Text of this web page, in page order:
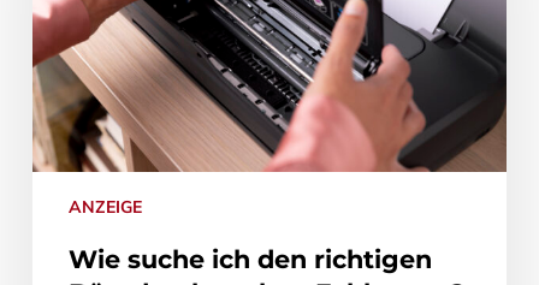
ANZEIGE
Wie suche ich den richtigen